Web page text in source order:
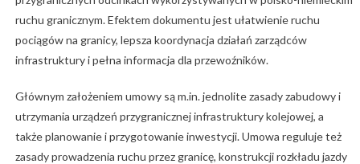
ruchu granicznym. Efektem dokumentu jest ułatwienie ruchu
pociągów na granicy, lepsza koordynacja działań zarządców
infrastruktury i pełna informacja dla przewoźników.
Głównym założeniem umowy są m.in. jednolite zasady zabudowy i
utrzymania urządzeń przygranicznej infrastruktury kolejowej, a
także planowanie i przygotowanie inwestycji. Umowa reguluje też
zasady prowadzenia ruchu przez granicę, konstrukcji rozkładu jazdy